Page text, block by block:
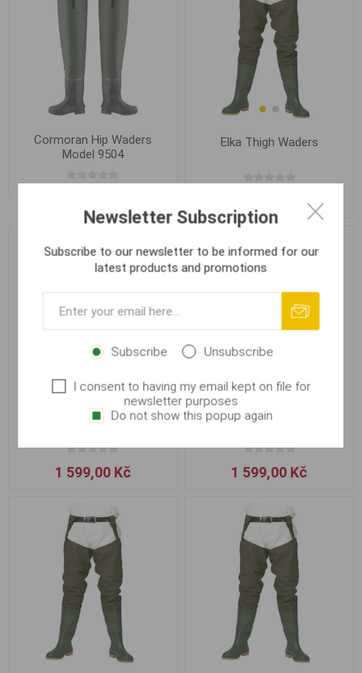
Cormoran Hip Waders
Model 9504
Elka Thigh Waders
From 1 599,00 Kč
Elka Thigh Waders size 40
1 599,00 Kč
Elka Thigh Waders size 41
1 599,00 Kč
Newsletter Subscription
Subscribe to our newsletter to be informed for our
latest products and promotions
Subscribe Unsubscribe
I consent to having my email kept on file for
newsletter purposes
Do not show this popup again